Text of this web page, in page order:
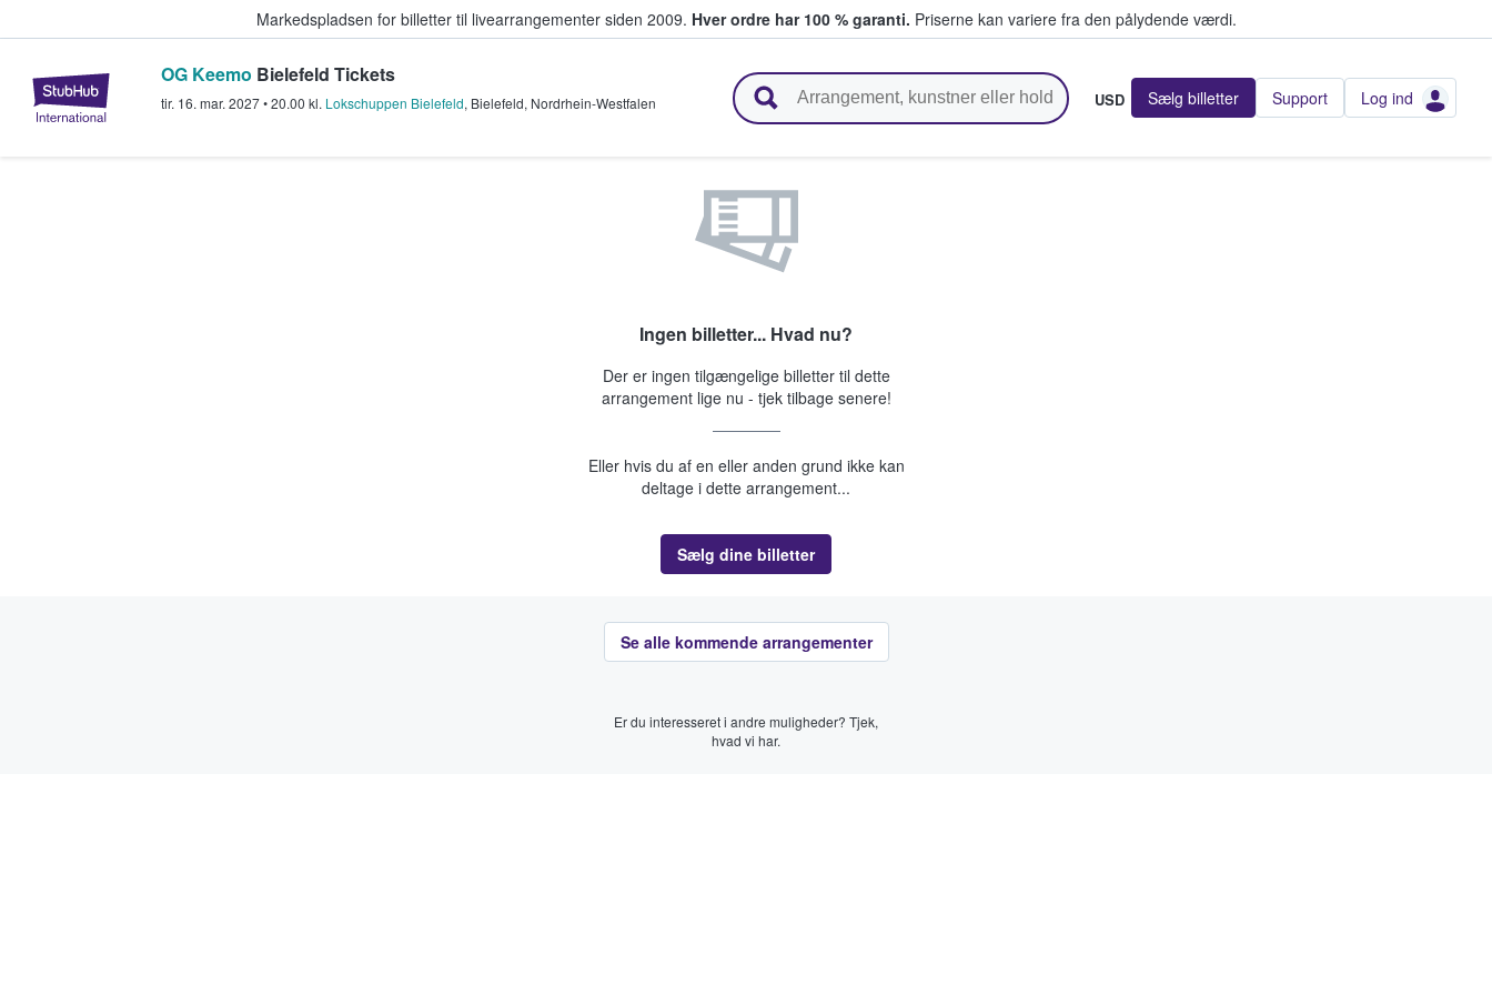
Markedspladsen for billetter til livearrangementer siden 2009. Hver ordre har 100 % garanti. Priserne kan variere fra den pålydende værdi.
StubHub - Hvor fans køber og sælger billetter
OG Keemo Bielefeld Tickets
tir. 16. mar. 2027•20.00 kl. Lokschuppen Bielefeld, Bielefeld, Nordrhein-Westfalen USD Sælg billetter Support Log ind
Ingen billetter... Hvad nu?
Der er ingen tilgængelige billetter til dette
arrangement lige nu - tjek tilbage senere!
Eller hvis du af en eller anden grund ikke kan
deltage i dette arrangement...
Sælg dine billetter
Se alle kommende arrangementer
Er du interesseret i andre muligheder? Tjek,
hvad vi har.